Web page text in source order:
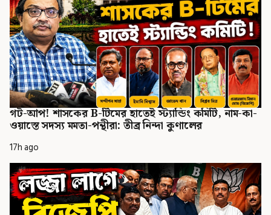
গট-আপ! শাসকের B-টিমের হাতেই স্ট্যান্ডিং কমিটি, নাম-কা-
ওয়াস্তে সদস্য মমতা-পন্থীরা: তীব্র নিন্দা কুণালের
17h ago